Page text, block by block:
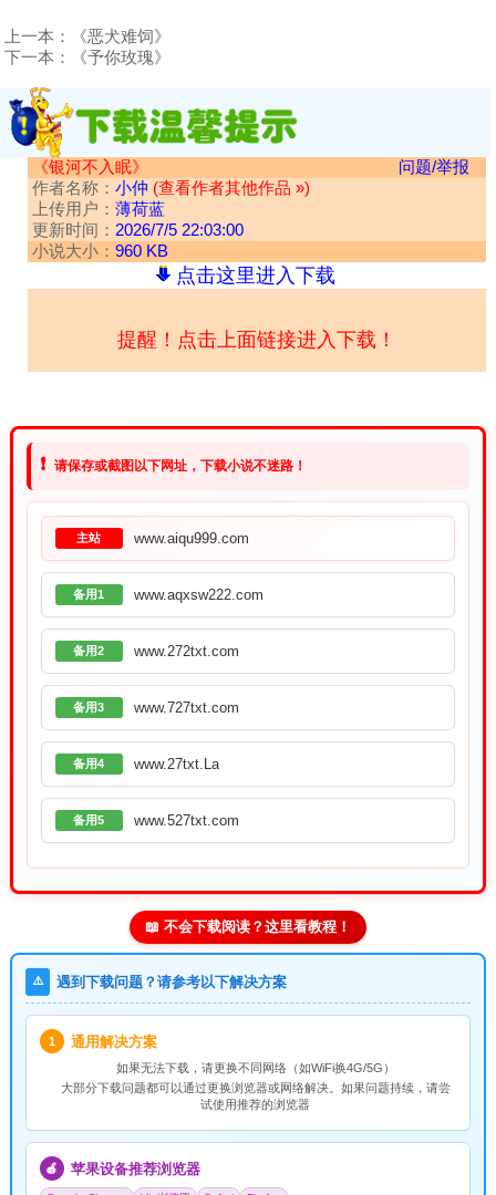
上一本：
《恶犬难饲》
下一本：
《予你玫瑰》
《银河不入眠》
问题/举报
作者名称： 小仲 (查看作者其他作品 »)
上传用户： 薄荷蓝
更新时间： 2026/7/5 22:03:00
小说大小： 960 KB
点击这里进入下载
提醒！点击上面链接进入下载！
❗ 请保存或截图以下网址，下载小说不迷路！
主站 www.aiqu999.com
备用1 www.aqxsw222.com
备用2 www.272txt.com
备用3 www.727txt.com
备用4 www.27txt.La
备用5 www.527txt.com
📖 不会下载阅读？这里看教程！
⚠️ 遇到下载问题？请参考以下解决方案
1 通用解决方案
如果无法下载，请更换不同网络（如WiFi换4G/5G）
大部分下载问题都可以通过更换浏览器或网络解决。如果问题持续，请尝
试使用推荐的浏览器
🍎 苹果设备推荐浏览器